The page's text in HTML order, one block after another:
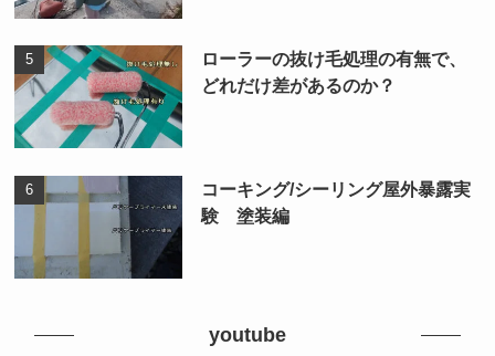
ローラーの抜け毛処理の有無で、
どれだけ差があるのか？
コーキング/シーリング屋外暴露実
験 塗装編
youtube